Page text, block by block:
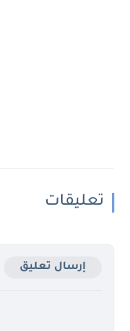
تعليقات
إرسال تعليق